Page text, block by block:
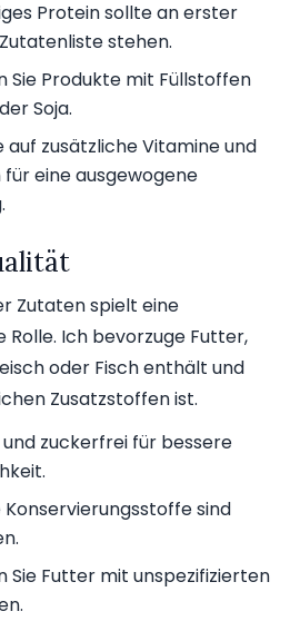
Protein sollte an erster
stehen.
Sie Produkte mit Füllstoffen
Soja.
auf zusätzliche Vitamine und
für eine ausgewogene
Zutaten spielt eine
Rolle. Ich bevorzuge Futter,
oder Fisch enthält und
Zusatzstoffen ist.
zuckerfrei für bessere
sind
Sie Futter mit unspezifizierten